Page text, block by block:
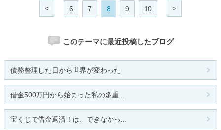
< 6 7 8 9 10 >
このテーマに最近投稿したブログ
債務整理した日から世界が変わった
借金500万円から始まった私の多重...
宝くじで借金返済！は、できなかっ...